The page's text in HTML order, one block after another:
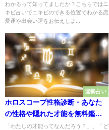
わかるって知ってましたか？こちらではニ
キビ占いでニキビのできる位置でわかる恋
愛運や出会い運をお伝えしま...
運勢占い
ホロスコープ性格診断・あなた
の性格や隠れた才能を無料鑑定
【自己分析】
「わたしの才能ってなんだろう？」、「ど